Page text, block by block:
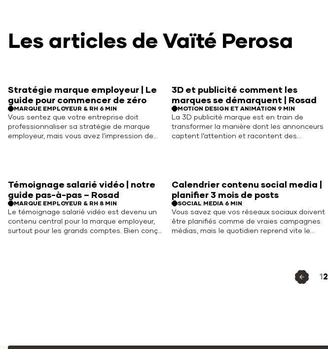
Les articles de Vaïté Perosa
Stratégie marque employeur | Le
guide pour commencer de zéro
MARQUE EMPLOYEUR & RH·6 MIN
Vous sentez que votre entreprise doit
professionnaliser sa stratégie de marque
employeur, mais vous avez l’impression de
transformation permanente. La bonne
nouvelle ? Une… Read More
3D et publicité comment les
marques se démarquent | Rosad
MOTION DESIGN ET ANIMATION·9 MIN
La 3D publicité marque est en train de
transformer la manière dont les annonceurs
captent l’attention et racontent des
animations en CGI deviennent un… Read
More
Témoignage salarié vidéo | notre
guide pas-à-pas – Rosad
MARQUE EMPLOYEUR & RH·8 MIN
Le témoignage salarié vidéo est devenu un
contenu central pour la marque employeur,
surtout pour les grands comptes. Bien conçu,
Calendrier contenu social media |
planifier 3 mois de posts
SOCIAL MEDIA·6 MIN
Vous savez que vos réseaux sociaux doivent
être planifiés comme de vraies campagnes
médias, mais le quotidien reprend vite le
12